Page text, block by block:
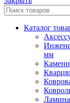
Каталог
мм